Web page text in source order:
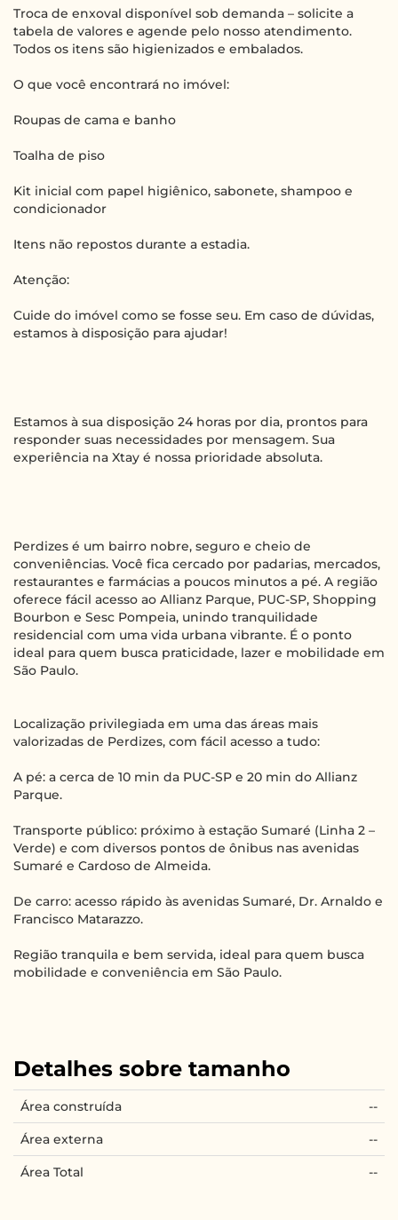
Troca de enxoval disponível sob demanda – solicite a
tabela de valores e agende pelo nosso atendimento.
Todos os itens são higienizados e embalados.
O que você encontrará no imóvel:
Roupas de cama e banho
Toalha de piso
Kit inicial com papel higiênico, sabonete, shampoo e
condicionador
Itens não repostos durante a estadia.
Atenção:
Cuide do imóvel como se fosse seu. Em caso de dúvidas,
estamos à disposição para ajudar!
Estamos à sua disposição 24 horas por dia, prontos para
responder suas necessidades por mensagem. Sua
experiência na Xtay é nossa prioridade absoluta.
Perdizes é um bairro nobre, seguro e cheio de
conveniências. Você fica cercado por padarias, mercados,
restaurantes e farmácias a poucos minutos a pé. A região
oferece fácil acesso ao Allianz Parque, PUC-SP, Shopping
Bourbon e Sesc Pompeia, unindo tranquilidade
residencial com uma vida urbana vibrante. É o ponto
ideal para quem busca praticidade, lazer e mobilidade em
São Paulo.
Localização privilegiada em uma das áreas mais
valorizadas de Perdizes, com fácil acesso a tudo:
A pé: a cerca de 10 min da PUC-SP e 20 min do Allianz
Parque.
Transporte público: próximo à estação Sumaré (Linha 2 –
Verde) e com diversos pontos de ônibus nas avenidas
Sumaré e Cardoso de Almeida.
De carro: acesso rápido às avenidas Sumaré, Dr. Arnaldo e
Francisco Matarazzo.
Região tranquila e bem servida, ideal para quem busca
mobilidade e conveniência em São Paulo.
Detalhes sobre tamanho
Área construída --
Área externa --
Área Total --